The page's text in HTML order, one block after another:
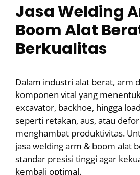
Jasa Welding
Boom Alat
Berkualitas
Dalam industri alat berat, arm
komponen vital yang
excavator, backhoe, hingga
seperti retakan, aus, atau
menghambat produktivitas.
jasa welding arm & boom alat
standar presisi tinggi agar
kembali optimal.